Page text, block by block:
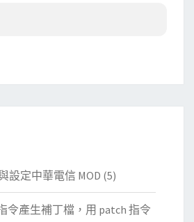
設定中華電信 MOD (5)
令產生補丁檔，用 patch 指令